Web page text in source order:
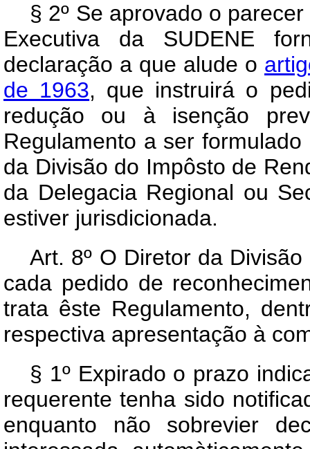
§ 2º Se aprovado o
Executiva da SUDENE
declaração a que alude o
de 1963, que instruirá o
redução ou à isenção
Regulamento a ser
da Divisão do Impôsto de
da Delegacia Regional ou
estiver jurisdicionada.
Art. 8º O Diretor da
cada pedido de
trata êste Regulamento,
respectiva apresentação à
§ 1º Expirado o prazo
requerente tenha sido
enquanto não sobrevier